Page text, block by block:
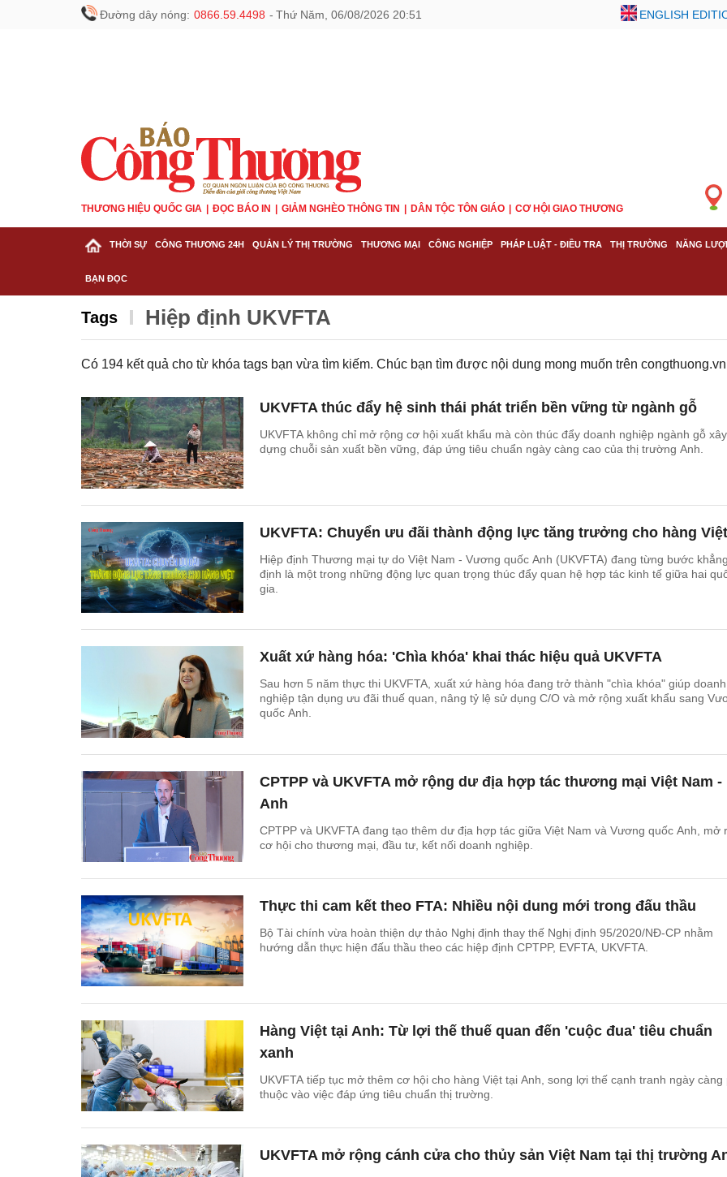
Đường dây nóng: 0866.59.4498 - Thứ Năm, 06/08/2026 20:51 ENGLISH
THƯƠNG HIỆU QUỐC GIA ĐỌC BÁO IN GIẢM NGHÈO THÔNG TIN DÂN TỘC TÔN GIÁO CƠ HỘI GIAO THƯƠNG
THỜI SỰ CÔNG THƯƠNG 24H QUẢN LÝ THỊ TRƯỜNG THƯƠNG MẠI CÔNG NGHIỆP PHÁP LUẬT - ĐIỀU TRA THỊ TRƯỜNG NĂNG
BẠN ĐỌC
Tags Hiệp định UKVFTA
Có 194 kết quả cho từ khóa tags bạn vừa tìm kiếm. Chúc bạn tìm được nội dung mong muốn trên congthuong.vn
UKVFTA thúc đẩy hệ sinh thái phát triển bền vững từ ngành gỗ
UKVFTA không chỉ mở rộng cơ hội xuất khẩu mà còn thúc đẩy doanh nghiệp ngành gỗ xây
dựng chuỗi sản xuất bền vững, đáp ứng tiêu chuẩn ngày càng cao của thị trường Anh.
UKVFTA: Chuyển ưu đãi thành động lực tăng trưởng cho hàng Việt
Hiệp định Thương mại tự do Việt Nam - Vương quốc Anh (UKVFTA) đang từng bước khẳng
định là một trong những động lực quan trọng thúc đẩy quan hệ hợp tác kinh tế giữa hai
gia.
Xuất xứ hàng hóa: 'Chìa khóa' khai thác hiệu quả UKVFTA
Sau hơn 5 năm thực thi UKVFTA, xuất xứ hàng hóa đang trở thành "chìa khóa" giúp doanh
nghiệp tận dụng ưu đãi thuế quan, nâng tỷ lệ sử dụng C/O và mở rộng xuất khẩu sang
quốc Anh.
CPTPP và UKVFTA mở rộng dư địa hợp tác thương mại Việt Nam -
Anh
CPTPP và UKVFTA đang tạo thêm dư địa hợp tác giữa Việt Nam và Vương quốc Anh, mở
cơ hội cho thương mại, đầu tư, kết nối doanh nghiệp.
Thực thi cam kết theo FTA: Nhiều nội dung mới trong đấu thầu
Bộ Tài chính vừa hoàn thiện dự thảo Nghị định thay thế Nghị định 95/2020/NĐ-CP nhằm
hướng dẫn thực hiện đấu thầu theo các hiệp định CPTPP, EVFTA, UKVFTA.
Hàng Việt tại Anh: Từ lợi thế thuế quan đến 'cuộc đua' tiêu chuẩn
xanh
UKVFTA tiếp tục mở thêm cơ hội cho hàng Việt tại Anh, song lợi thế cạnh tranh ngày càng
thuộc vào việc đáp ứng tiêu chuẩn thị trường.
UKVFTA mở rộng cánh cửa cho thủy sản Việt Nam tại thị trường